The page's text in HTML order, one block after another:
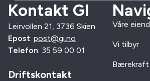
Kontakt GI
Leirvollen 21, 3736 Skien
Epost: post@gi.no
Telefon: 35 59 00 01
Driftskontakt
Våre
Vi tilbyr
Bærekraft